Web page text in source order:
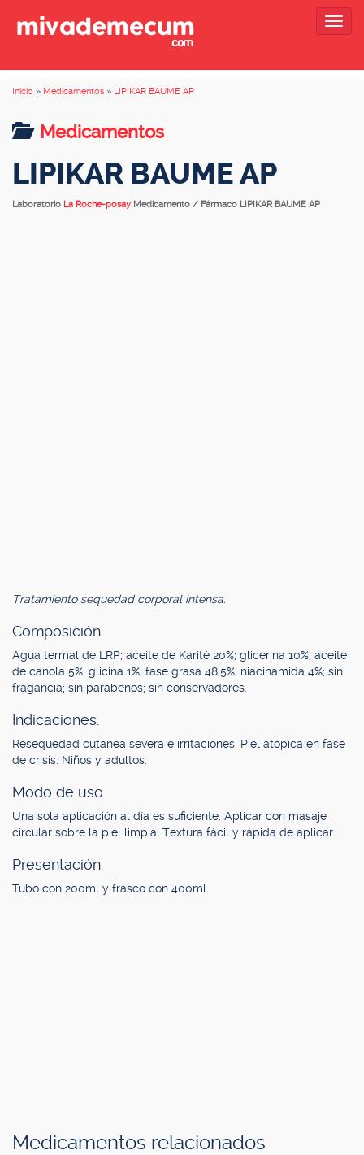
Inicio » Medicamentos » LIPIKAR BAUME AP
Medicamentos
LIPIKAR BAUME AP
Laboratorio La Roche-posay Medicamento / Fármaco LIPIKAR BAUME AP
Tratamiento sequedad corporal intensa.
Composición.
Agua termal de LRP; aceite de Karité 20%; glicerina 10%; aceite
de canola 5%; glicina 1%; fase grasa 48,5%; niacinamida 4%; sin
fragancia; sin parabenos; sin conservadores.
Indicaciones.
Resequedad cutánea severa e irritaciones. Piel atópica en fase
de crisis. Niños y adultos.
Modo de uso.
Una sola aplicación al día es suficiente. Aplicar con masaje
circular sobre la piel limpia. Textura fácil y rápida de aplicar.
Presentación.
Tubo con 200ml y frasco con 400ml.
Medicamentos relacionados